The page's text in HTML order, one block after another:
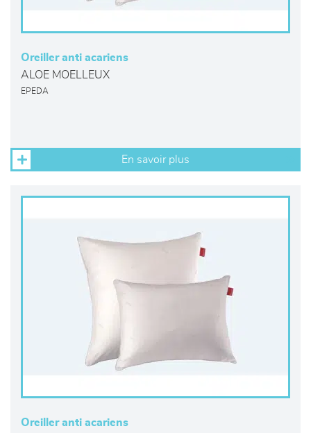
Oreiller anti acariens
ALOE MOELLEUX
EPEDA
En savoir plus
Oreiller anti acariens